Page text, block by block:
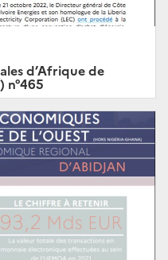
d’Afrique de
n°465